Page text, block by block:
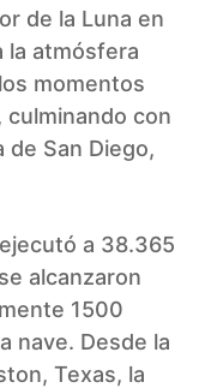
de la Luna en
la atmósfera
momentos
culminando con
de San Diego,
a 38.365
alcanzaron
1500
nave. Desde la
Texas, la